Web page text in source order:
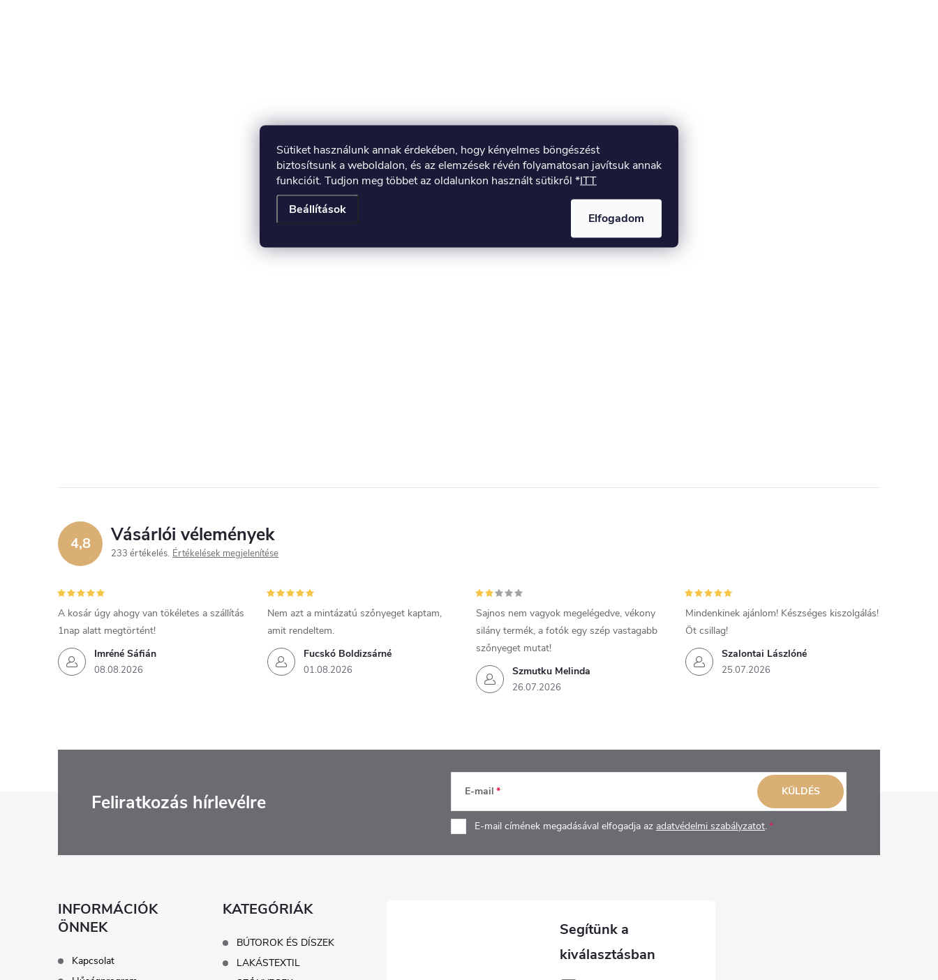
Sütiket használunk annak érdekében, hogy kényelmes böngészést
biztosítsunk a weboldalon, és az elemzések révén folyamatosan javítsuk annak
funkcióit. Tudjon meg többet az oldalunkon használt sütikről *ITT
Beállítások
Elfogadom
4,8 Vásárlói vélemények
233 értékelés Értékelések megjelenítése
Imréné Sáfián
08.08.2026
A kosár úgy ahogy van tökéletes a szállítás
1nap alatt megtörtént!
Fucskó Boldizsárné
01.08.2026
Nem azt a mintázatú szőnyeget kaptam,
amit rendeltem.
Szmutku Melinda
26.07.2026
Sajnos nem vagyok megelégedve, vékony
silány termék, a fotók egy szép vastagabb
szőnyeget mutat!
Szalontai Lászlóné
25.07.2026
Mindenkinek ajánlom! Készséges kiszolgálás!
Öt csillag!
Feliratkozás hírlevélre E-mail
E-mail címének megadásával elfogadja az adatvédelmi szabályzatot.
KÜLDÉS
INFORMÁCIÓK
ÖNNEK
Kapcsolat
KATEGÓRIÁK
BÚTOROK ÉS DÍSZEK
LAKÁSTEXTIL